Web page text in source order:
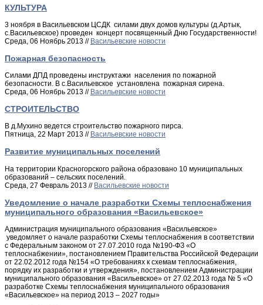
КУЛЬТУРА
3 ноября в Васильевском ЦСДК силами двух домов культуры (д.Артык,
с.Васильевское) проведен концерт посвященный Дню Государственности!
Среда, 06 Ноябрь 2013 // Васильевские новости
Пожарная безопасность
Силами ДПД проведены инструктажи населения по пожарной
безопасности. В с.Васильевское установлена пожарная сирена.
Среда, 06 Ноябрь 2013 // Васильевские новости
СТРОИТЕЛЬСТВО
В д.Мухино ведется строительство пожарного пирса.
Пятница, 22 Март 2013 // Васильевские новости
Развитие муниципальных поселений
На территории Красногорского района образовано 10 муниципальных
образований – сельских поселений.
Среда, 27 Февраль 2013 // Васильевские новости
Уведомление о начале разработки Схемы теплоснабжения
муниципального образования «Васильевское»
Администрация муниципального образования «Васильевское»
уведомляет о начале разработки Схемы теплоснабжения в соответствии
с Федеральным законом от 27.07.2010 года №190-ФЗ «О
теплоснабжении», постановлением Правительства Российской Федерации
от 22.02.2012 года №154 «О требованиях к схемам теплоснабжения,
порядку их разработки и утверждения», постановлением Администрации
муниципального образования «Васильевское» от 27.02.2013 года № 5 «О
разработке Схемы теплоснабжения муниципального образования
«Васильевское» на период 2013 – 2027 годы»